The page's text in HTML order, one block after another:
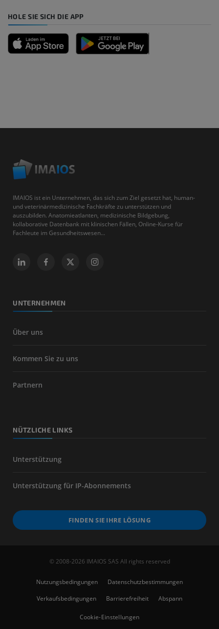
HOLE SIE SICH DIE APP
IMAIOS ist ein Unternehmen, das sich zum Ziel gesetzt hat, human-
und veterinärmedizinische Fachkräfte zu unterstützen und
auszubilden. Anatomieatlanten, medizinische Bildgebung,
kollaborative Datenbank mit klinischen Fällen, Online-Kurse für
Fachleute im Gesundheitswesen...
UNTERNEHMEN
Über uns
Kommen Sie zu uns
Partnern
NÜTZLICHE LINKS
Unterstützung
Unterstützung für IP-Abonnements
FINDEN SIE IHRE LÖSUNG
© 2008-2026 IMAIOS SAS All rights reserved
Nutzungsbedingungen
Datenschutzbestimmungen
Verkaufsbedingungen
Barrierefreiheit Abspann
Cookie-Einstellungen